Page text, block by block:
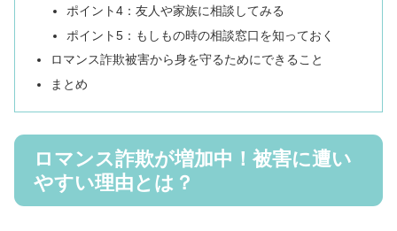
ポイント4：友人や家族に相談してみる
ポイント5：もしもの時の相談窓口を知っておく
ロマンス詐欺被害から身を守るためにできること
まとめ
ロマンス詐欺が増加中！被害に遭い
やすい理由とは？